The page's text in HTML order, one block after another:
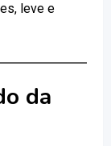
leve e
da